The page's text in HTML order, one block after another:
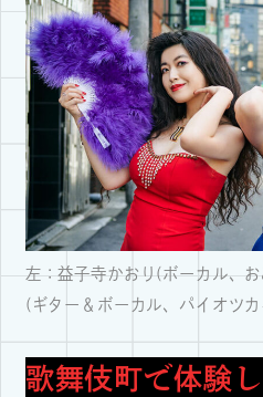
左：益子寺かおり(ボーカル、
(ギター＆ボーカル、パイオツ
歌舞伎町で体験